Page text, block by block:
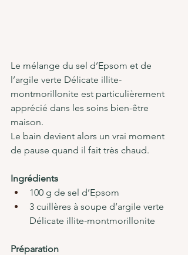
Le mélange du sel d’Epsom et de
l’argile verte Délicate illite-
montmorillonite est particulièrement
apprécié dans les soins bien-être
maison.
Le bain devient alors un vrai moment
de pause quand il fait très chaud.
Ingrédients
100 g de sel d’Epsom
3 cuillères à soupe d’argile verte
Délicate illite-montmorillonite
Préparation